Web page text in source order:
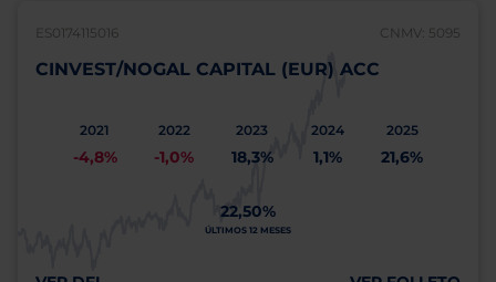
ES0174115016 CNMV: 5095
CINVEST/NOGAL CAPITAL (EUR) ACC
2021
-4,8%
2022
-1,0%
2023
18,3%
2024
1,1%
2025
21,6%
22,50%
ÚLTIMOS 12 MESES